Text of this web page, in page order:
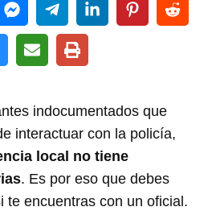
indocumentados que
interactuar con la policía,
local no tiene
. Es por eso que debes
te encuentras con un oficial.